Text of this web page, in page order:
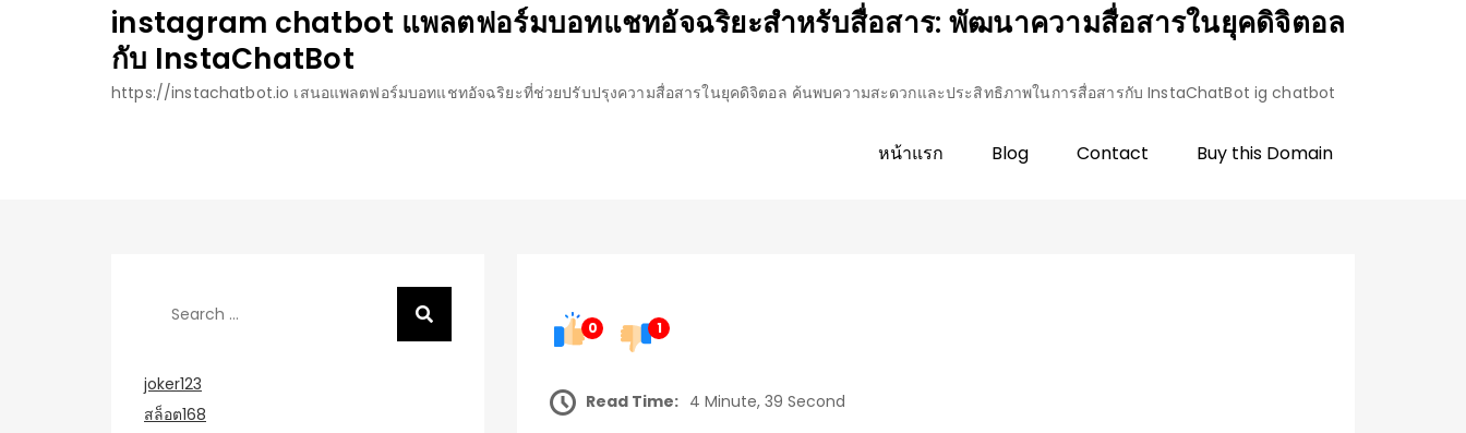
instagram chatbot แพลตฟอร์มบอทแชทอัจฉริยะสำหรับสื่อสาร: พัฒนาความสื่อสารในยุคดิจิตอล
กับ InstaChatBot
https://instachatbot.io เสนอแพลตฟอร์มบอทแชทอัจฉริยะที่ช่วยปรับปรุงความสื่อสารในยุคดิจิตอล ค้นพบความสะดวกและประสิทธิภาพในการสื่อสารกับ InstaChatBot ig chatbot
หน้าแรก Blog Contact Buy this Domain
0 1
Read Time: 4 Minute, 39 Second
joker123
สล็อต168